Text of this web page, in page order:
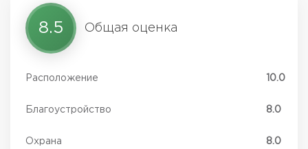
8.5 Общая оценка
Расположение 10.0
Благоустройство 8.0
Охрана 8.0